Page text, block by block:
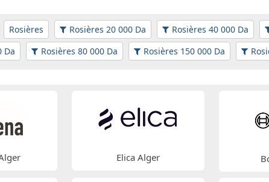
Rosières Rosières 20 000 Da Rosières 40 000 Da
Da
Rosières 80 000 Da Rosières 150 000 Da
Elica Alger